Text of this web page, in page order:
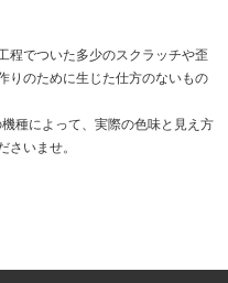
程でついた多少のスクラッチや歪
りのために生じた仕方のないもの
種によって、実際の色味と見え方
さいませ。